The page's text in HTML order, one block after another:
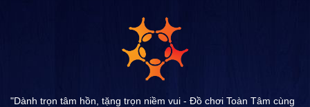
"Dành trọn tâm hồn, tặng trọn niềm vui - Đồ chơi Toàn Tâm cùng